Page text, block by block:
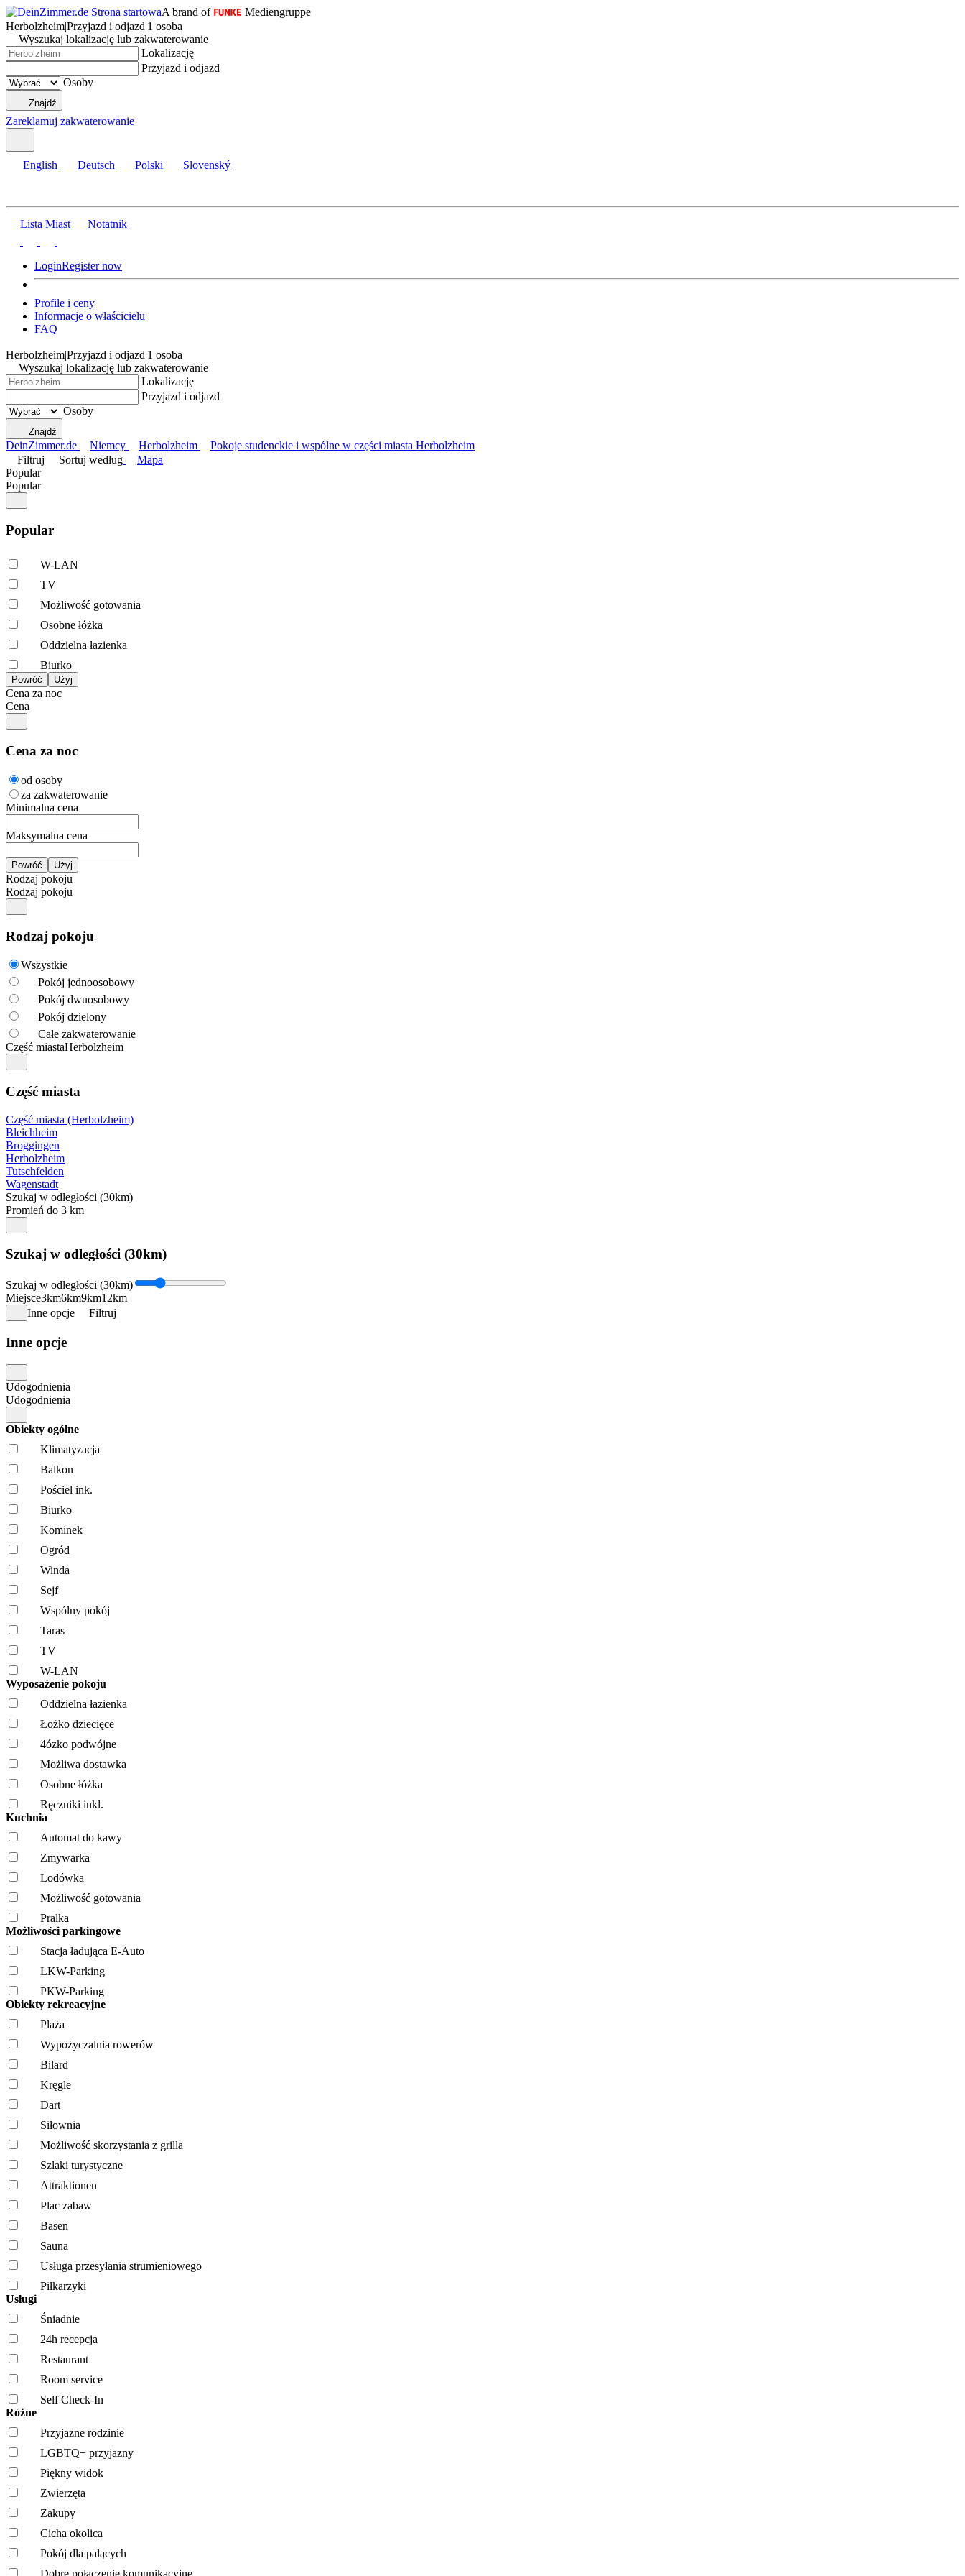
A brand of
Mediengruppe
Herbolzheim|Przyjazd i odjazd|1 osoba
Wyszukaj lokalizację lub zakwaterowanie
Lokalizację
Przyjazd i odjazd
Osoby
Znajdź
Zareklamuj zakwaterowanie
English Deutsch Polski Slovenský
Lista Miast Notatnik
LoginRegister now
Profile i ceny
Informacje o właścicielu
FAQ
Herbolzheim|Przyjazd i odjazd|1 osoba
Wyszukaj lokalizację lub zakwaterowanie
Lokalizację
Przyjazd i odjazd
Osoby
Znajdź
DeinZimmer.de Niemcy Herbolzheim
Pokoje studenckie i wspólne w części miasta Herbolzheim
Filtruj
Sortuj według
Mapa
Popular
Popular
Popular
W-LAN
TV
Możliwość gotowania
Osobne łóżka
Oddzielna łazienka
Biurko
Cena za noc
Cena
Cena za noc
od osoby
za zakwaterowanie
Minimalna cena
Maksymalna cena
Rodzaj pokoju
Rodzaj pokoju
Rodzaj pokoju
Wszystkie
Pokój jednoosobowy
Pokój dwuosobowy
Pokój dzielony
Całe zakwaterowanie
Część miastaHerbolzheim
Część miasta
Część miasta (Herbolzheim)
Bleichheim
Broggingen
Herbolzheim
Tutschfelden
Wagenstadt
Szukaj w odległości (30km)
Promień do 3 km
Szukaj w odległości (30km)
Szukaj w odległości (30km)
Miejsce3km6km9km12km
Inne opcje
Filtruj
Inne opcje
Udogodnienia
Udogodnienia
Obiekty ogólne
Klimatyzacja
Balkon
Pościel ink.
Biurko
Kominek
Ogród
Winda
Sejf
Wspólny pokój
Taras
TV
W-LAN
Wyposażenie pokoju
Oddzielna łazienka
Łożko dziecięce
4ózko podwójne
Możliwa dostawka
Osobne łóżka
Ręczniki inkl.
Kuchnia
Automat do kawy
Zmywarka
Lodówka
Możliwość gotowania
Pralka
Możliwości parkingowe
Stacja ładująca E-Auto
LKW-Parking
PKW-Parking
Obiekty rekreacyjne
Plaża
Wypożyczalnia rowerów
Bilard
Kręgle
Dart
Siłownia
Możliwość skorzystania z grilla
Szlaki turystyczne
Attraktionen
Plac zabaw
Basen
Sauna
Usługa przesyłania strumieniowego
Piłkarzyki
Usługi
Śniadnie
24h recepcja
Restaurant
Room service
Self Check-In
Różne
Przyjazne rodzinie
LGBTQ+ przyjazny
Piękny widok
Zwierzęta
Zakupy
Cicha okolica
Pokój dla palących
Dobre połączenie komunikacyjne